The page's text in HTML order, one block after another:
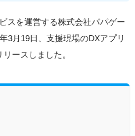
スを運営する株式会社パパゲー
3月19日、支援現場のDXアプリ
ースしました。